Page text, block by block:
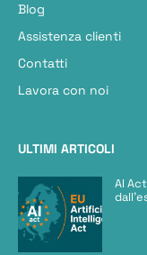
Blog
Assistenza clienti
Contatti
Lavora con noi
ULTIMI ARTICOLI
AI